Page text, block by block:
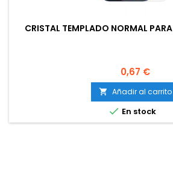
CRISTAL TEMPLADO NORMAL
Precio
0,67 €
 Añadir al carrito
 En stock